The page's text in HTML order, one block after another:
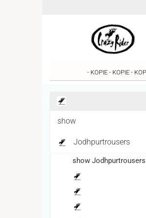
- KOPIE - KOPIE -
show
Jodhpurtrousers
show Jodhpurtrousers